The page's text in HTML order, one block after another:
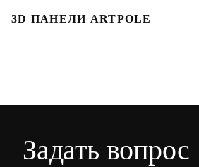
3D ПАНЕЛИ ARTPOLE
Задать вопрос